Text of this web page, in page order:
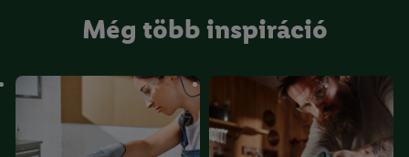
Még több inspiráció